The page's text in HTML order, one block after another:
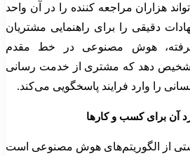
هزاران مراجعه کننده را در آن واحد
دقیقی را برای راهنمایی مشتریان
هوش مصنوعی در خط مقدم
تشخیص دهد که مشتری از خدمت رسانی
را وارد فرایند پاسخگویی می‌کند.
آن برای کسب و کارها
از الگوریتم‌های هوش مصنوعی است